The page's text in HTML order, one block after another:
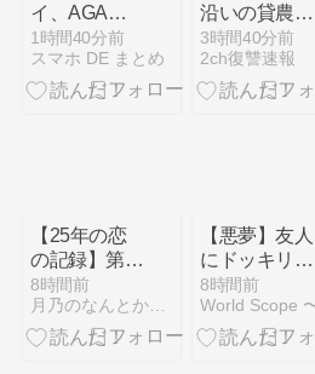
イ、AGA治
療の初期脱毛
でガチハゲに
←ヤバい
1時間40分前
スマホ DE まとめ
沿いの貸農園
で畑やってい
たら苺泥棒さ
れた
3時間40分前
2ch復讐速報
【25年の恋
の記録】第3
回 恋人とい
うより、もう
一つの家族だ
8時間前
【悪夢】友人
にドッキリさ
れ、結婚が破
談になった…
悪質すぎる内
8時間前